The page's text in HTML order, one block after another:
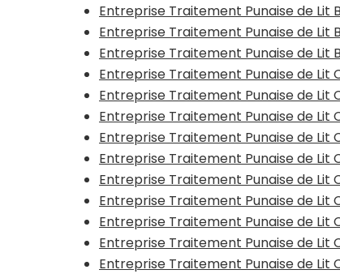
Entreprise Traitement Punaise de Lit
Entreprise Traitement Punaise de Lit
Entreprise Traitement Punaise de Lit
Entreprise Traitement Punaise de Lit
Entreprise Traitement Punaise de
Entreprise Traitement Punaise de Lit
Entreprise Traitement Punaise de Lit
Entreprise Traitement Punaise de Lit
Entreprise Traitement Punaise de Lit
Entreprise Traitement Punaise de Lit
Entreprise Traitement Punaise de Lit
Entreprise Traitement Punaise de
Entreprise Traitement Punaise de Lit